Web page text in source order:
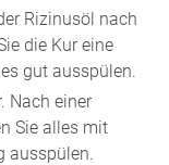
Rizinusöl nach
die Kur eine
gut ausspülen.
Nach einer
Sie alles mit
ausspülen.